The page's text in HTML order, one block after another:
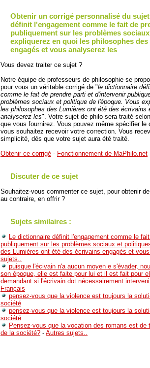
Obtenir un corrigé personnalisé du
définit l'engagement comme le fait de
publiquement sur les problèmes
expliquerez en quoi les philosophes
engagés et vous analyserez les
Vous devez traiter ce sujet ?
Notre équipe de professeurs de philosophie se
pour vous un véritable corrigé de "le dictionnaire
comme le fait de prendre parti et d'intervenir
problèmes sociaux et politique de l'époque. Vous
les philosophes des Lumières ont été des écrivains
analyserez les". Votre sujet de philo sera traité
que vous fournirez. Vous pouvez même spécifier le
vous souhaitez recevoir votre correction. Vous
simplicité, dés que votre sujet aura été traité.
Obtenir ce corrigé - Fonctionnement de MaPhilo.net
Discuter de ce sujet
Souhaitez-vous commenter ce sujet, pour obtenir
au contraire, en offrir ?
Sujets similaires :
Le dictionnaire définit l'engagement comme le
publiquement sur les problèmes sociaux et
des Lumières ont été des écrivains engagés et
sujets..
puisque l'écivain n'a aucun moyen e s'évader,
son époque, elle est faite pour lui et il est fait pour
demandant si l'écrivain dot nécessairement
Français
pensez-vous que la violence est toujours la
société
pensez-vous que la violence est toujours la
société
Pensez-vous que la vocation des romans est
de la société? - Autres sujets..